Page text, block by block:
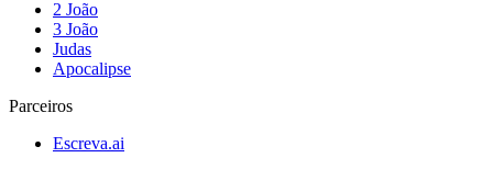
2 João
3 João
Judas
Apocalipse
Parceiros
Escreva.ai